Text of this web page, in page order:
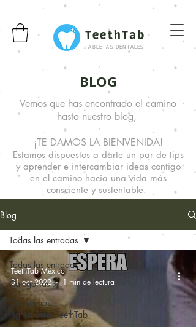
TeethTab
TABLETAS DENTALES
BLOG
Vemos que has encontrado el camino
hasta nuestro blog,
¡TE DAMOS LA BIENVENIDA!
Estamos dispuestos a darte un par de tips
y aprender e intercambiar ideas contigo
en el camino hacia una vida más
consciente y sustentable.
Blog
Todas las entradas
Categorías >
Conócenos:
Ingredientes TeethTab
Todas las entradas
TeethTab México
31 oct 2022
1 min de lectura